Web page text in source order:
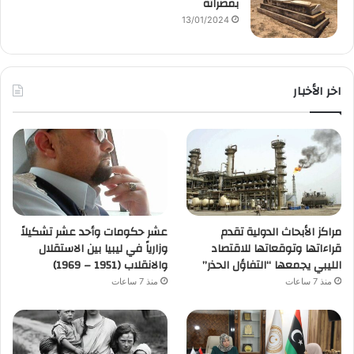
13/01/2024
اخر الأخبار
مراكز الأبحاث الدولية تقدم
قراءاتها وتوقعاتها للاقتصاد
الليبي يجمعها “التفاؤل الحذر”
منذ 7 ساعات
عشر حكومات وأحد عشر تشكيلاً
وزارياً في ليبيا بين الاستقلال
والانقلاب (1951 – 1969)
منذ 7 ساعات